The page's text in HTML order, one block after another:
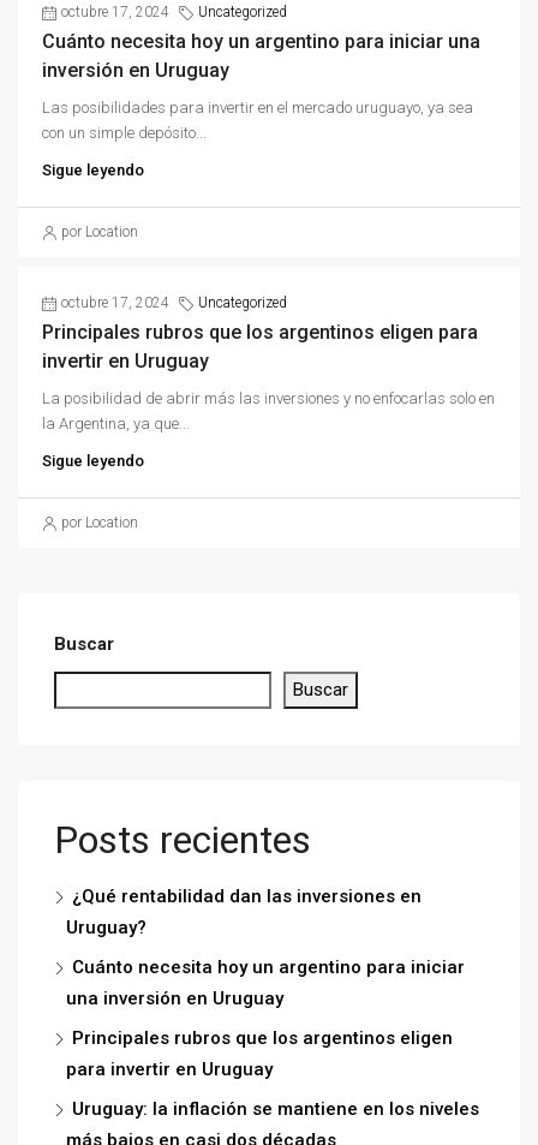
octubre 17, 2024 Uncategorized
Cuánto necesita hoy un argentino para iniciar una
inversión en Uruguay
Las posibilidades para invertir en el mercado uruguayo, ya sea
con un simple depósito...
Sigue leyendo
por Location
octubre 17, 2024 Uncategorized
Principales rubros que los argentinos eligen para
invertir en Uruguay
La posibilidad de abrir más las inversiones y no enfocarlas solo en
la Argentina, ya que...
Sigue leyendo
por Location
Buscar
Buscar
Posts recientes
¿Qué rentabilidad dan las inversiones en
Uruguay?
Cuánto necesita hoy un argentino para iniciar
una inversión en Uruguay
Principales rubros que los argentinos eligen
para invertir en Uruguay
Uruguay: la inflación se mantiene en los niveles
más bajos en casi dos décadas